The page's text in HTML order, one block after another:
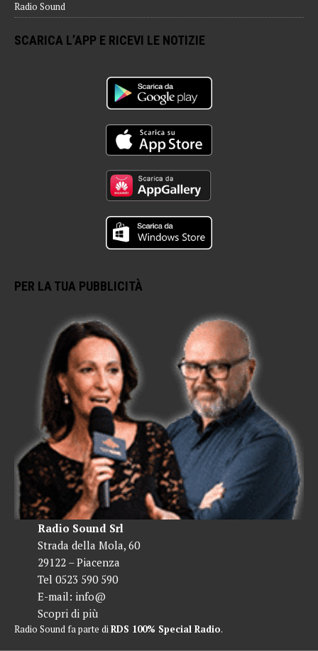
Radio Sound
SCARICA L’APP E RICEVI LE NOTIZIE
PER LA TUA PUBBLICITÀ
Radio Sound Srl
Strada della Mola, 60
29122 – Piacenza
Tel 0523 590 590
E-mail: info@
Scopri di più
Radio Sound fa parte diRDS 100% Special Radio.